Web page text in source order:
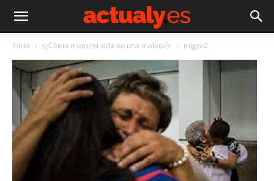
Inicio «¿Cómo meto mi vida en una maleta?» migro2